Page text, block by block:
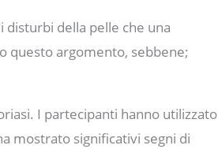
della pelle che una
questo argomento, sebbene;
I partecipanti hanno utilizzato
mostrato significativi segni di